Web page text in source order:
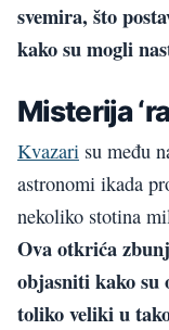
svemira, što
kako su mogli
Misterija
Kvazari su među
astronomi ikada
nekoliko stotina
Ova otkrića
objasniti kako
toliko veliki u